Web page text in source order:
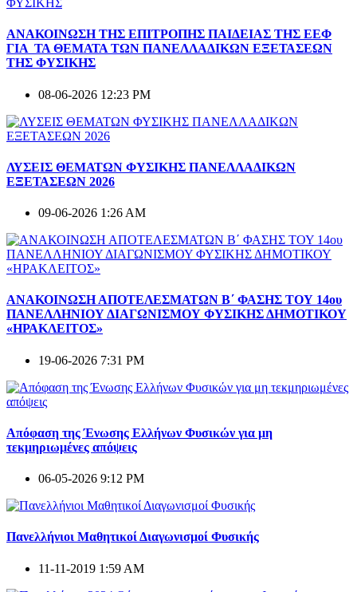
ΑΝΑΚΟΙΝΩΣΗ ΤΗΣ ΕΠΙΤΡΟΠΗΣ ΠΑΙΔΕΙΑΣ ΤΗΣ ΕΕΦ
ΓΙΑ ΤΑ ΘΕΜΑΤΑ ΤΩΝ ΠΑΝΕΛΛΑΔΙΚΩΝ ΕΞΕΤΑΣΕΩΝ
ΤΗΣ ΦΥΣΙΚΗΣ
08-06-2026 12:23 PM
ΛΥΣΕΙΣ ΘΕΜΑΤΩΝ ΦΥΣΙΚΗΣ ΠΑΝΕΛΛΑΔΙΚΩΝ
ΕΞΕΤΑΣΕΩΝ 2026
09-06-2026 1:26 AM
ΑΝΑΚΟΙΝΩΣΗ ΑΠΟΤΕΛΕΣΜΑΤΩΝ Β΄ ΦΑΣΗΣ ΤΟΥ 14ου
ΠΑΝΕΛΛΗΝΙΟΥ ΔΙΑΓΩΝΙΣΜΟΥ ΦΥΣΙΚΗΣ ΔΗΜΟΤΙΚΟΥ
«ΗΡΑΚΛΕΙΤΟΣ»
19-06-2026 7:31 PM
Απόφαση της Ένωσης Ελλήνων Φυσικών για μη
τεκμηριωμένες απόψεις
06-05-2026 9:12 PM
Πανελλήνιοι Μαθητικοί Διαγωνισμοί Φυσικής
11-11-2019 1:59 AM